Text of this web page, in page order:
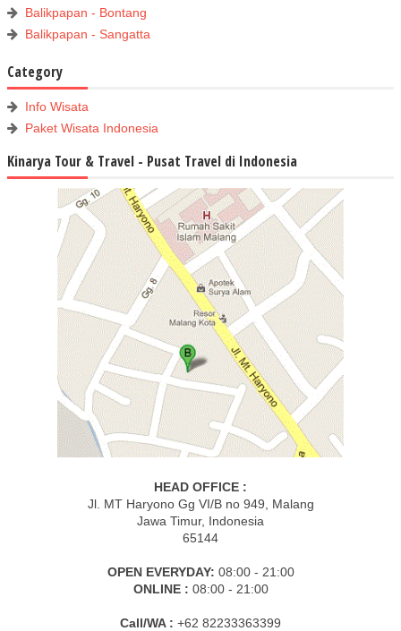
Balikpapan - Bontang
Balikpapan - Sangatta
Category
Info Wisata
Paket Wisata Indonesia
Kinarya Tour & Travel - Pusat Travel di Indonesia
HEAD OFFICE :
Jl. MT Haryono Gg VI/B no 949, Malang
Jawa Timur, Indonesia
65144
OPEN EVERYDAY: 08:00 - 21:00
ONLINE : 08:00 - 21:00
Call/WA : +62 82233363399